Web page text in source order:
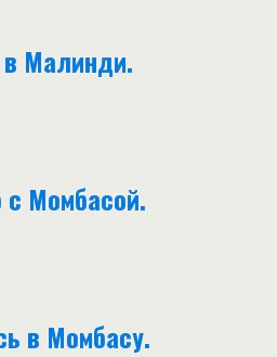
Малинди.
с Момбасой.
в Момбасу.